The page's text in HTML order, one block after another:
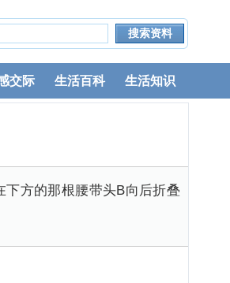
交际 生活百科 生活知识
方的那根腰带头B向后折叠